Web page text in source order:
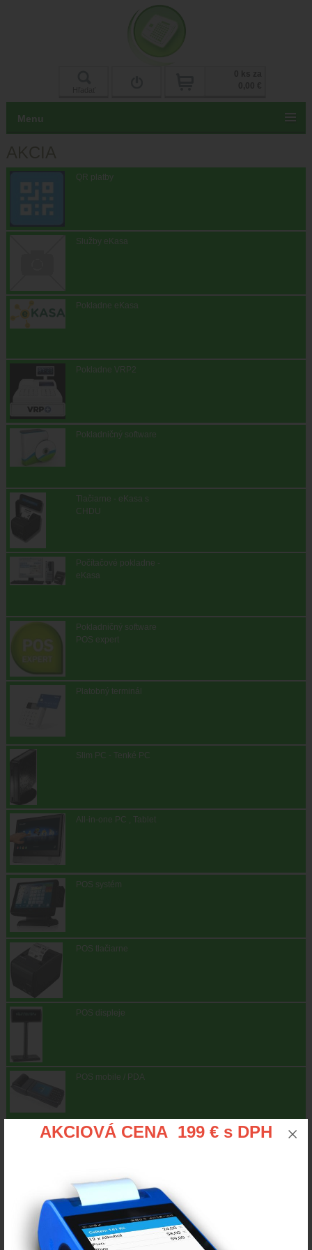
QR platby
Služby eKasa
Pokladne eKasa
Pokladne VRP2
Pokladničný software
Tlačiarne - eKasa s
CHDU
Počítačové pokladne -
eKasa
Pokladničný software
POS expert
Platobný terminál
Slim PC - Tenké PC
All-in-one PC , Tablet
POS systém
POS tlačiarne
POS displeje
POS mobile / PDA
Hotovostné automaty
Menu
AKCIOVÁ CENA 199 € s DPH